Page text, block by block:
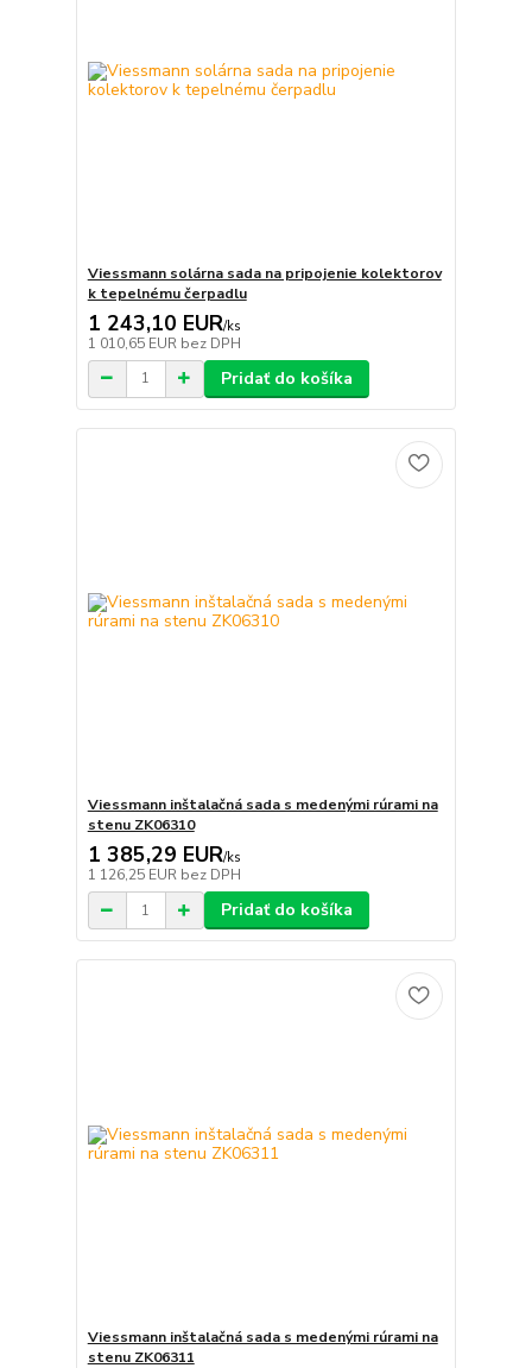
Viessmann solárna sada na pripojenie kolektorov
k tepelnému čerpadlu
1 243,10 EUR/ks
1 010,65 EUR bez DPH
Pridať do košíka
Viessmann inštalačná sada s medenými rúrami na
stenu ZK06310
1 385,29 EUR/ks
1 126,25 EUR bez DPH
Pridať do košíka
Viessmann inštalačná sada s medenými rúrami na
stenu ZK06311